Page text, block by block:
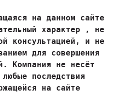
на данном сайте
характер , не
консультацией, и не
для совершения
Компания не несёт
последствия
на сайте